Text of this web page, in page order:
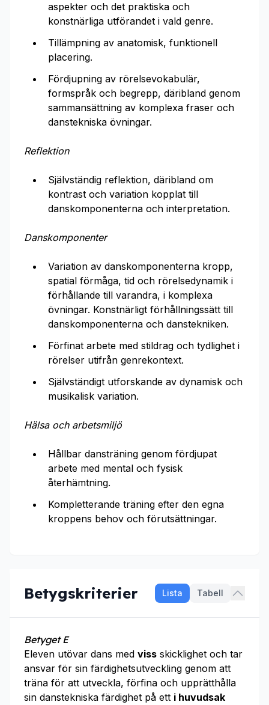
aspekter och det praktiska och
konstnärliga utförandet i vald genre.
Tillämpning av anatomisk, funktionell
placering.
Fördjupning av rörelsevokabulär,
formspråk och begrepp, däribland genom
sammansättning av komplexa fraser och
danstekniska övningar.
Reflektion
Självständig reflektion, däribland om
kontrast och variation kopplat till
danskomponenterna och interpretation.
Danskomponenter
Variation av danskomponenterna kropp,
spatial förmåga, tid och rörelsedynamik i
förhållande till varandra, i komplexa
övningar. Konstnärligt förhållningssätt till
danskomponenterna och danstekniken.
Förfinat arbete med stildrag och tydlighet i
rörelser utifrån genrekontext.
Självständigt utforskande av dynamisk och
musikalisk variation.
Hälsa och arbetsmiljö
Hållbar dansträning genom fördjupat
arbete med mental och fysisk
återhämtning.
Kompletterande träning efter den egna
kroppens behov och förutsättningar.
Betygskriterier Lista Tabell
Betyget E
Eleven utövar dans med viss skicklighet och tar
ansvar för sin färdighetsutveckling genom att
träna för att utveckla, förfina och upprätthålla
sin danstekniska färdighet på ett i huvudsak